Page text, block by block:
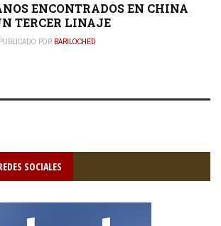
ENCONTRADOS EN CHINA
TERCER LINAJE
PUBLICADO POR BARILOCHED
SOCIALES